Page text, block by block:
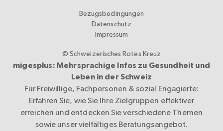
Bezugsbedingungen
Datenschutz
Impressum
© Schweizerisches Rotes Kreuz
migesplus: Mehrsprachige Infos zu Gesundheit und
Leben in der Schweiz
Für Freiwillige, Fachpersonen & sozial Engagierte:
Erfahren Sie, wie Sie Ihre Zielgruppen effektiver
erreichen und entdecken Sie verschiedene Themen
sowie unser vielfältiges Beratungsangebot.